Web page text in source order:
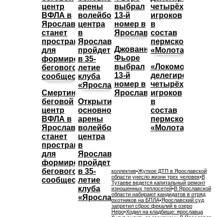
Смертин:
беговой
центр
ВФЛА в
Ярославле
станет
пространством
для
формирования
бегового
сообщества
Открытие
основной
арены
волейбольного
центра
в
Ярославле
пройдет
в 35-
летие
клуба
«Ярославич»
Джованни
Фьоре
выбрал
13-й
номер в
Ярославле
«Локомотив»
делегировал
четырёх
игроков
в
состав
пермского
«Молота»
коллектив•Жуткое ДТП в Ярославской
области унесло жизни трех человек•В
Тутаеве ведется капитальный ремонт
изношенных теплосетей•В Ярославской
области набирают кандидатов в отряд
охотников на БПЛА•Ярославский суд
запретил сброс фекалий в озеро
Неро•Ходил на кладбище: ярославца